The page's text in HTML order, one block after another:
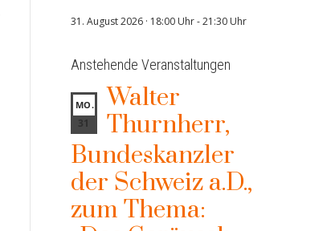
31. August 2026 · 18:00 Uhr-21:30 Uhr
Anstehende Veranstaltungen
MO.
31
Walter
Thurnherr,
Bundeskanzler
der Schweiz a.D.,
zum Thema: